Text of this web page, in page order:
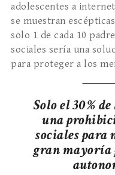
adolescentes a
se muestran
solo 1 de cada 10
sociales sería una
para proteger a los
Solo el 30%
una
sociales para
gran mayoría